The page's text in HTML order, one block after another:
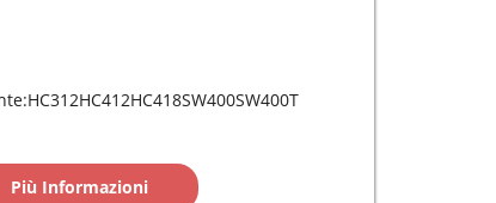
Più Informazioni